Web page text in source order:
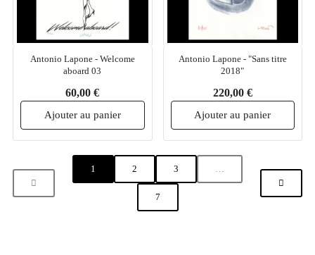
Antonio Lapone - Welcome
aboard 03
60,00 €
Ajouter au panier
Antonio Lapone - "Sans titre
2018"
220,00 €
Ajouter au panier
1 2 3 …
7